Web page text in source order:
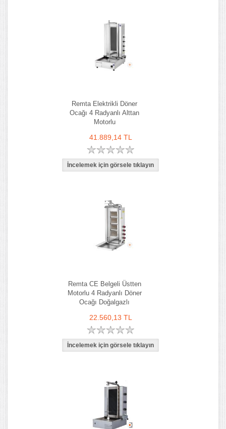
Remta Elektrikli Döner
Ocağı 4 Radyanlı Alttan
Motorlu
41.889,14 TL
Remta CE Belgeli Üstten
Motorlu 4 Radyanlı Döner
Ocağı Doğalgazlı
22.560,13 TL